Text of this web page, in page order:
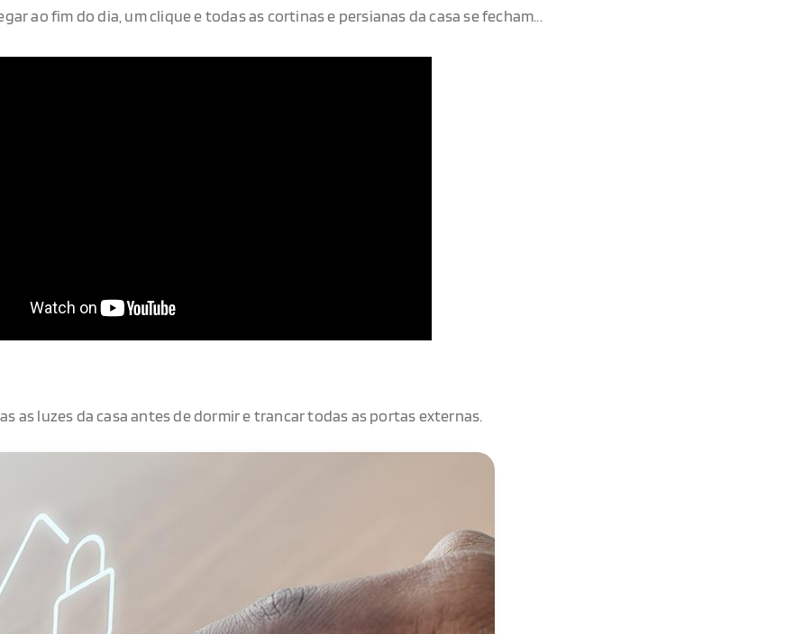
ao fim do dia, um clique e todas as cortinas e persianas da casa se fecham...
as luzes da casa antes de dormir e trancar todas as portas externas.